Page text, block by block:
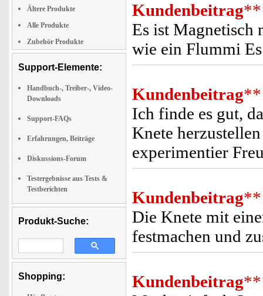
Ältere Produkte
Alle Produkte
Zubehör Produkte
Support-Elemente:
Handbuch-, Treiber-, Video-
Downloads
Support-FAQs
Erfahrungen, Beiträge
Diskussions-Forum
Testergebnisse aus Tests &
Testberichten
Produkt-Suche:
Shopping:
Kundenbeitrag**
Es ist Magnetisch
wie ein Flummi
Kundenbeitrag**
Ich finde es gut,
Knete
experimentier
Kundenbeitrag**
Die Knete mit
festmachen und
Kundenbeitrag**